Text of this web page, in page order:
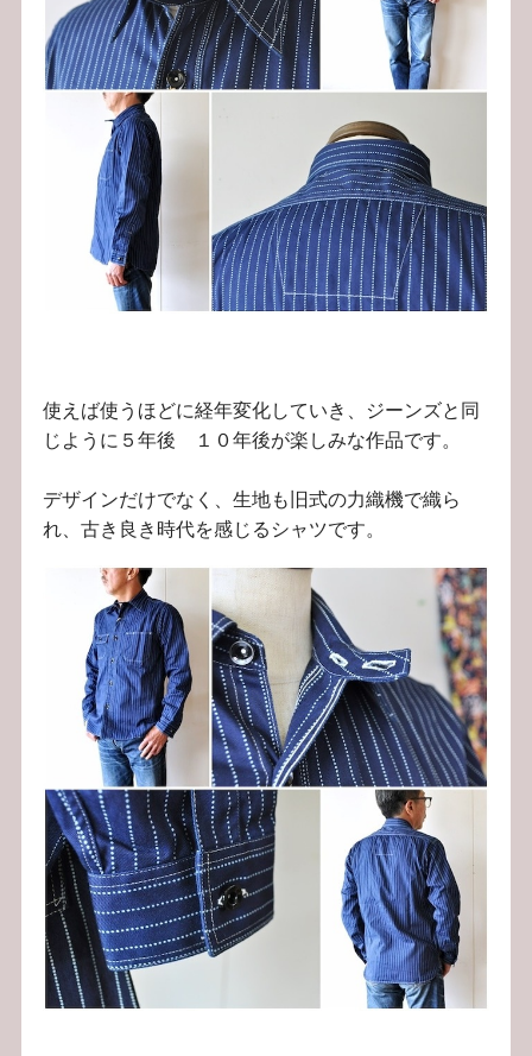
使えば使うほどに経年変化していき、ジーンズと同
じように５年後 １０年後が楽しみな作品です。
デザインだけでなく、生地も旧式の力織機で織ら
れ、古き良き時代を感じるシャツです。